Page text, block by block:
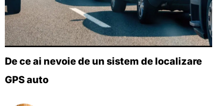
De ce ai nevoie de un sistem de localizare
GPS auto